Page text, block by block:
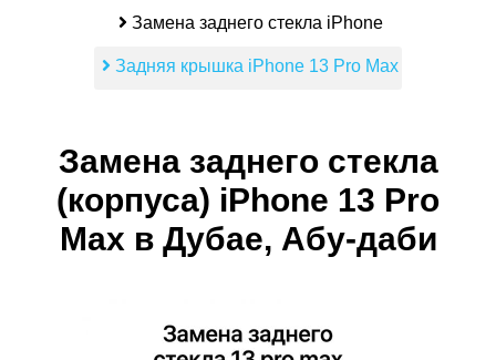
Замена заднего стекла iPhone
Задняя крышка iPhone 13 Pro Max
Замена заднего стекла
(корпуса) iPhone 13 Pro
Max в Дубае, Абу-даби